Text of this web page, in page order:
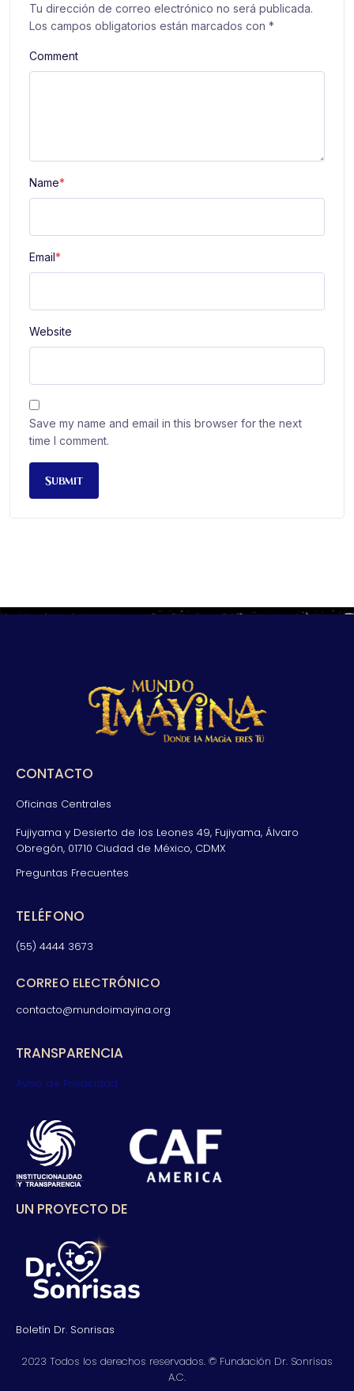
Tu dirección de correo electrónico no será publicada.
Los campos obligatorios están marcados con *
Comment
Name*
Email*
Website
Save my name and email in this browser for the next
time I comment.
CONTACTO
Oficinas Centrales
Fujiyama y Desierto de los Leones 49, Fujiyama, Álvaro
Obregón, 01710 Ciudad de México, CDMX
Preguntas Frecuentes
TELÉFONO
(55) 4444 3673
CORREO ELECTRÓNICO
contacto@mundoimayina.org
TRANSPARENCIA
Aviso de Privacidad
UN PROYECTO DE
Boletín Dr. Sonrisas
2023 Todos los derechos reservados. © Fundación Dr. Sonrisas
A.C.